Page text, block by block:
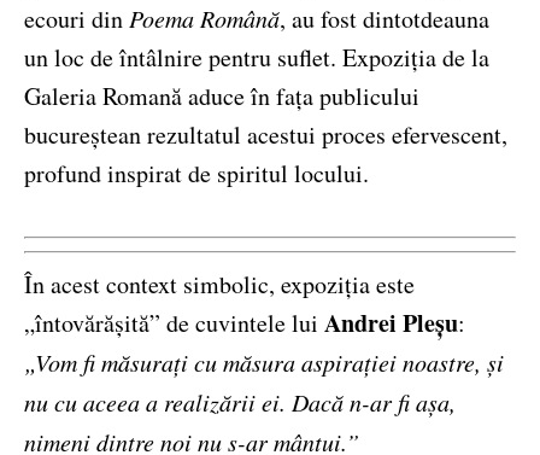
ecouri din Poema Română, au fost dintotdeauna
un loc de întâlnire pentru suflet. Expoziția de la
Galeria Romană aduce în fața publicului
bucureștean rezultatul acestui proces efervescent,
profund inspirat de spiritul locului.
În acest context simbolic, expoziția este
„întovărășită” de cuvintele lui Andrei Pleșu:
„Vom fi măsurați cu măsura aspirației noastre, și
nu cu aceea a realizării ei. Dacă n-ar fi așa,
nimeni dintre noi nu s-ar mântui.”